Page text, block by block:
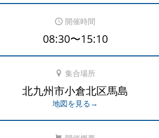
開催時間
08:30〜15:10
集合場所
北九州市小倉北区馬島
地図を見る→